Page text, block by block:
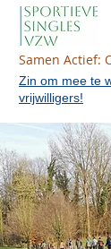
Samen Actief:
Zin om mee te
vrijwilligers!